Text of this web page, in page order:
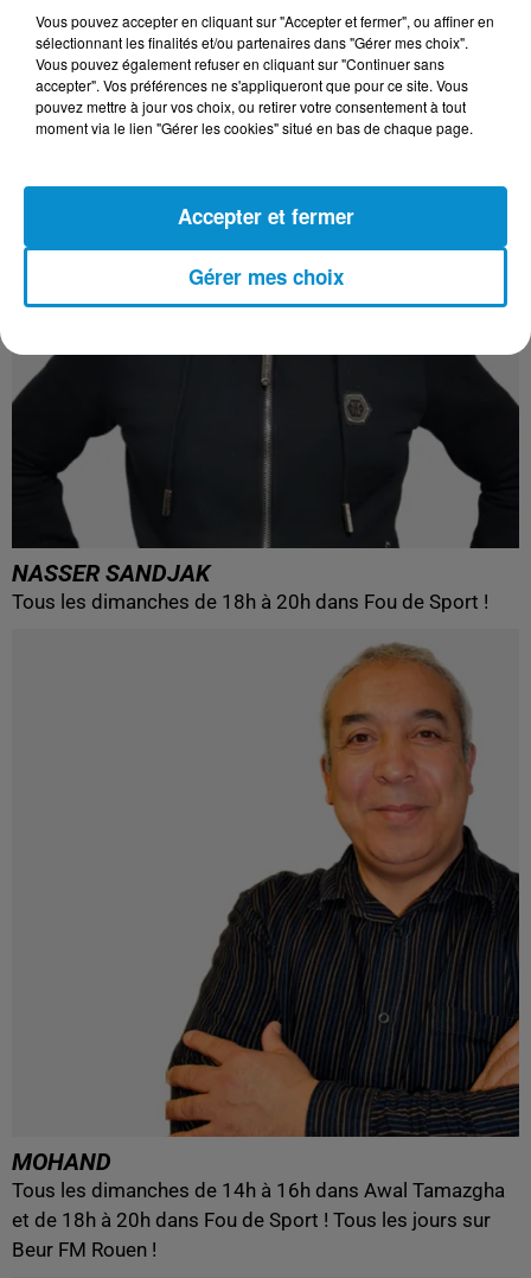
Tous les jours de 19h30 à 21h dans Time Sport !
NASSER SANDJAK
Tous les dimanches de 18h à 20h dans Fou de Sport !
MOHAND
Tous les dimanches de 14h à 16h dans Awal Tamazgha
et de 18h à 20h dans Fou de Sport ! Tous les jours sur
Beur FM Rouen !
Vous pouvez accepter en cliquant sur "Accepter et fermer", ou affiner en
sélectionnant les finalités et/ou partenaires dans "Gérer mes choix".
Vous pouvez également refuser en cliquant sur "Continuer sans
accepter". Vos préférences ne s'appliqueront que pour ce site. Vous
pouvez mettre à jour vos choix, ou retirer votre consentement à tout
moment via le lien "Gérer les cookies" situé en bas de chaque page.
Gérer mes choix
Accepter et fermer